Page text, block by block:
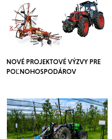
NOVÉ PROJEKTOVÉ VÝZVY PRE
POĽNOHOSPODÁROV